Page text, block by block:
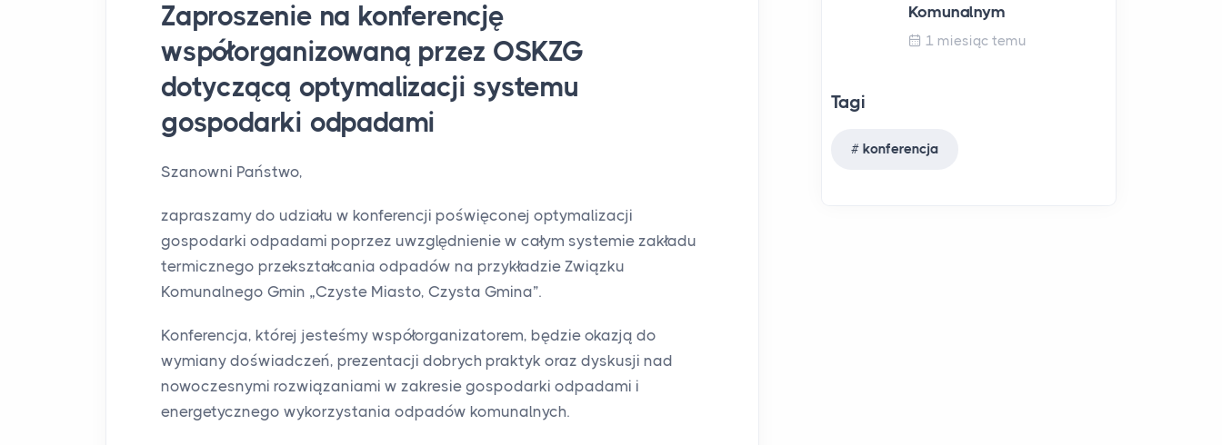
Zaproszenie na konferencję
współorganizowaną przez OSKZG
dotyczącą optymalizacji systemu
gospodarki odpadami
Szanowni Państwo,
zapraszamy do udziału w konferencji poświęconej optymalizacji
gospodarki odpadami poprzez uwzględnienie w całym systemie zakładu
termicznego przekształcania odpadów na przykładzie Związku
Komunalnego Gmin „Czyste Miasto, Czysta Gmina”.
Konferencja, której jesteśmy współorganizatorem, będzie okazją do
wymiany doświadczeń, prezentacji dobrych praktyk oraz dyskusji nad
nowoczesnymi rozwiązaniami w zakresie gospodarki odpadami i
energetycznego wykorzystania odpadów komunalnych.
Komunalnym
1 miesiąc temu
Tagi
konferencja